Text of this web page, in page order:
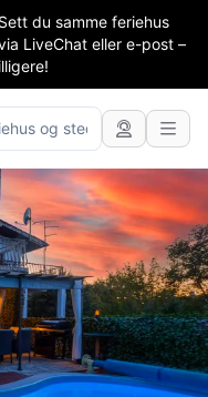
Sett du samme feriehus
LiveChat eller e-post –